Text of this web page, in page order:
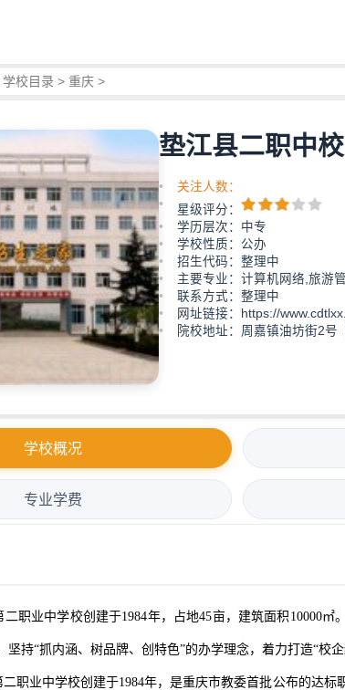
学校目录 > 重庆 >
垫江县二职中校
关注人数：
星级评分：
学历层次：中专
学校性质：公办
招生代码：整理中
主要专业：计算机网络,旅游
联系方式：整理中
网址链接：https://
院校地址：周嘉镇油坊街2号
学校概况
专业学费
业中学校创建于1984年，占地45亩，建筑面积10000㎡
坚持“抓内涵、树品牌、创特色”的办学理念，着力打造“校
业中学校创建于1984年，是重庆市教委首批公布的达标